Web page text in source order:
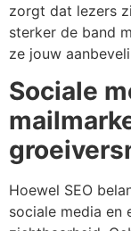
zorgt dat lezers
sterker de band
ze jouw
Sociale
Hoewel SEO
sociale media en